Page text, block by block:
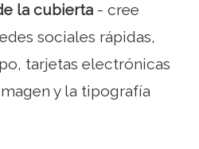
la cubierta - cree
sociales rápidas,
tarjetas electrónicas
y la tipografía